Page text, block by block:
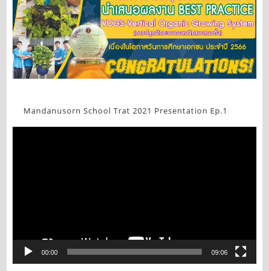
Mandanusorn School Trat 2021 Presentation Ep.1
00:00 09:06